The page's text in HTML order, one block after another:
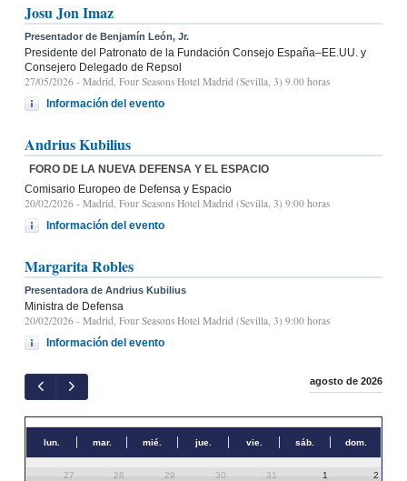
Josu Jon Imaz
Presentador de Benjamín León, Jr.
Presidente del Patronato de la Fundación Consejo España–EE.UU. y
Consejero Delegado de Repsol
27/05/2026 - Madrid, Four Seasons Hotel Madrid (Sevilla, 3) 9.00 horas
Información del evento
Andrius Kubilius
FORO DE LA NUEVA DEFENSA Y EL ESPACIO
Comisario Europeo de Defensa y Espacio
20/02/2026 - Madrid, Four Seasons Hotel Madrid (Sevilla, 3) 9:00 horas
Información del evento
Margarita Robles
Presentadora de Andrius Kubilius
Ministra de Defensa
20/02/2026 - Madrid, Four Seasons Hotel Madrid (Sevilla, 3) 9:00 horas
Información del evento
agosto de 2026
lun. mar. mié. jue. vie. sáb. dom.
27 28 29 30 31 1 2